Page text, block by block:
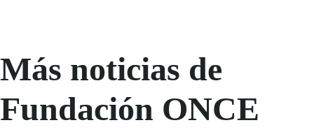
Más noticias de
Fundación ONCE